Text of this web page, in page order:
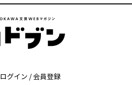
ログイン / 会員登録